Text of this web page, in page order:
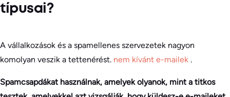
típusai?
A vállalkozások és a spamellenes szervezetek nagyon
komolyan veszik a tettenérést. nem kívánt e-mailek .
Spamcsapdákat használnak, amelyek olyanok, mint a titkos